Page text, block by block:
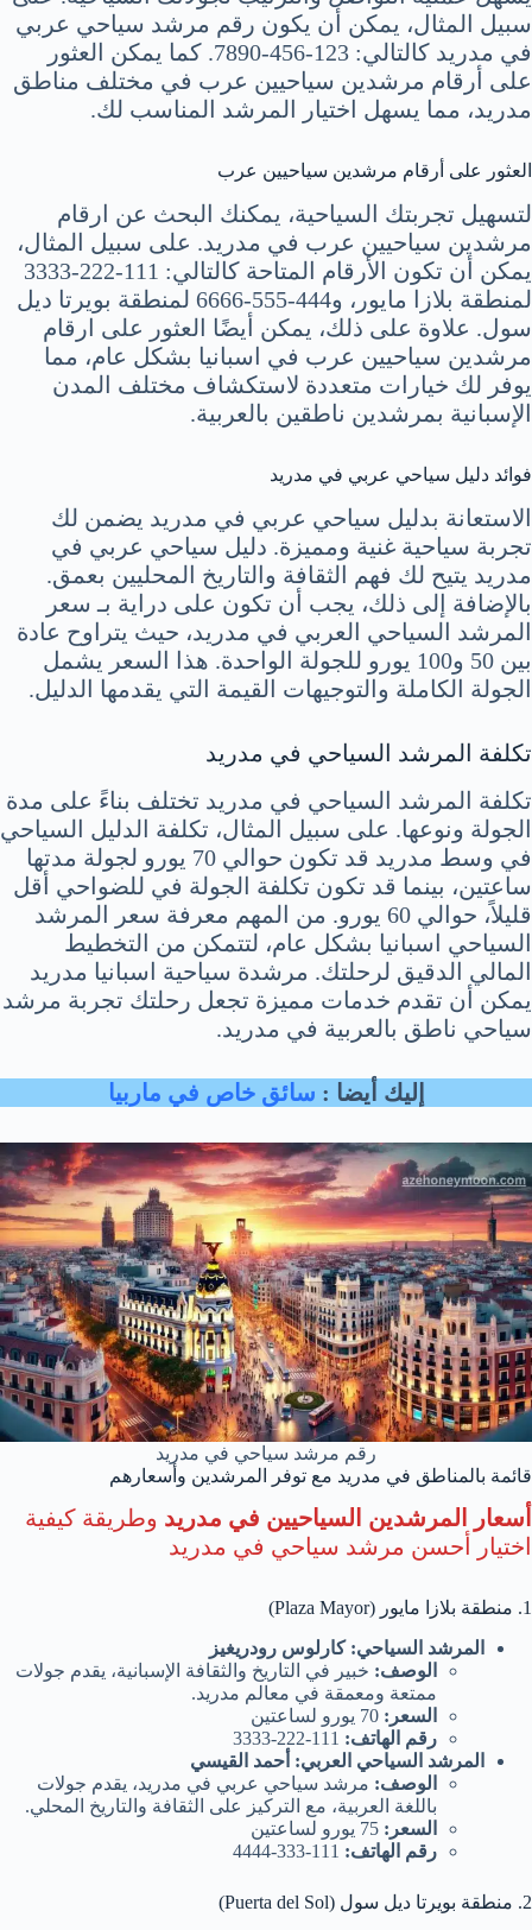
سبيل المثال، يمكن أن يكون رقم مرشد سياحي عربي
في مدريد كالتالي: 123-456-7890. كما يمكن العثور
على أرقام مرشدين سياحيين عرب في مختلف مناطق
مدريد، مما يسهل اختيار المرشد المناسب لك.
العثور على أرقام مرشدين سياحيين عرب
لتسهيل تجربتك السياحية، يمكنك البحث عن ارقام
مرشدين سياحيين عرب في مدريد. على سبيل المثال،
يمكن أن تكون الأرقام المتاحة كالتالي: 111-222-3333
لمنطقة بلازا مايور، و444-555-6666 لمنطقة بويرتا ديل
سول. علاوة على ذلك، يمكن أيضًا العثور على ارقام
مرشدين سياحيين عرب في اسبانيا بشكل عام، مما
يوفر لك خيارات متعددة لاستكشاف مختلف المدن
الإسبانية بمرشدين ناطقين بالعربية.
فوائد دليل سياحي عربي في مدريد
الاستعانة بدليل سياحي عربي في مدريد يضمن لك
تجربة سياحية غنية ومميزة. دليل سياحي عربي في
مدريد يتيح لك فهم الثقافة والتاريخ المحليين بعمق.
بالإضافة إلى ذلك، يجب أن تكون على دراية بـ سعر
المرشد السياحي العربي في مدريد، حيث يتراوح عادة
بين 50 و100 يورو للجولة الواحدة. هذا السعر يشمل
الجولة الكاملة والتوجيهات القيمة التي يقدمها الدليل.
تكلفة المرشد السياحي في مدريد
تكلفة المرشد السياحي في مدريد تختلف بناءً على مدة
الجولة ونوعها. على سبيل المثال، تكلفة الدليل السياحي
في وسط مدريد قد تكون حوالي 70 يورو لجولة مدتها
ساعتين، بينما قد تكون تكلفة الجولة في للضواحي أقل
قليلاً، حوالي 60 يورو. من المهم معرفة سعر المرشد
السياحي اسبانيا بشكل عام، لتتمكن من التخطيط
المالي الدقيق لرحلتك. مرشدة سياحية اسبانيا مدريد
يمكن أن تقدم خدمات مميزة تجعل رحلتك تجربة مرشد
سياحي ناطق بالعربية في مدريد.
إليك أيضا : سائق خاص في ماربيا
رقم مرشد سياحي في مدريد
قائمة بالمناطق في مدريد مع توفر المرشدين وأسعارهم
أسعار المرشدين السياحيين في مدريد وطريقة كيفية
اختيار أحسن مرشد سياحي في مدريد
1. منطقة بلازا مايور (Plaza Mayor)
المرشد السياحي: كارلوس رودريغيز
الوصف: خبير في التاريخ والثقافة الإسبانية، يقدم جولات
ممتعة ومعمقة في معالم مدريد.
السعر:
رقم الهاتف:
المرشد السياحي العربي: أحمد القيسي
الوصف: مرشد سياحي عربي في مدريد، يقدم جولات
باللغة العربية، مع التركيز على الثقافة والتاريخ المحلي.
السعر:
رقم الهاتف:
2. منطقة بويرتا ديل سول (Puerta del Sol)